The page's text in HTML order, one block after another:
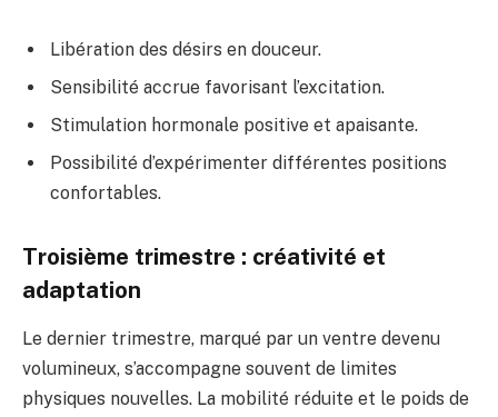
Libération des désirs en douceur.
Sensibilité accrue favorisant l’excitation.
Stimulation hormonale positive et apaisante.
Possibilité d’expérimenter différentes positions
confortables.
Troisième trimestre : créativité et
adaptation
Le dernier trimestre, marqué par un ventre devenu
volumineux, s’accompagne souvent de limites
physiques nouvelles. La mobilité réduite et le poids de